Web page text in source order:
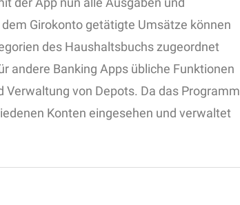
Girokonto getätigte Umsätze können
des Haushaltsbuchs zugeordnet
andere Banking Apps übliche Funktionen
von Depots. Da das Programm
Konten eingesehen und verwaltet